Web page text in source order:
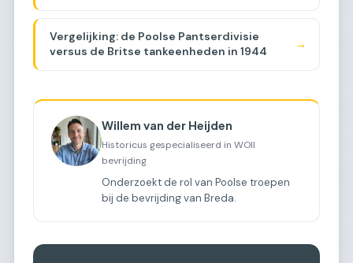
Vergelijking: de Poolse Pantserdivisie
versus de Britse tankeenheden in 1944
→
Willem van der Heijden
Historicus gespecialiseerd in WOII
bevrijding
Onderzoekt de rol van Poolse troepen
bij de bevrijding van Breda.